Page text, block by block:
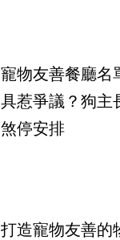
寵物友善餐廳名
具惹爭議？狗主
煞停安排
打造寵物友善的